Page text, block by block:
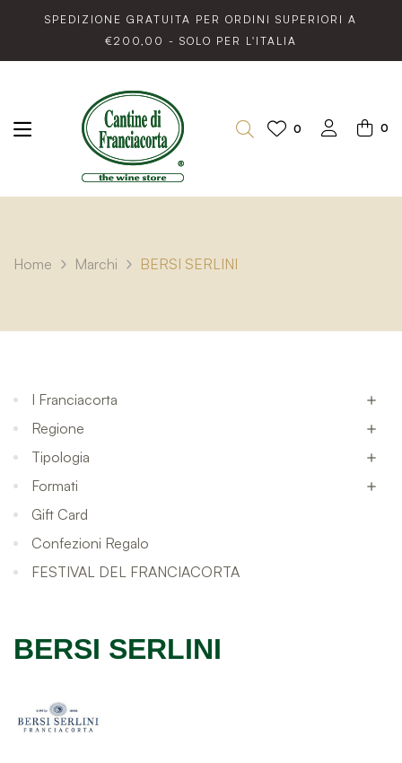
SPEDIZIONE GRATUITA PER ORDINI SUPERIORI A
€200,00 - SOLO PER L'ITALIA
0 0
Home Marchi BERSI SERLINI
I Franciacorta 
Regione 
Tipologia 
Formati 
Gift Card
Confezioni Regalo
FESTIVAL DEL FRANCIACORTA
BERSI SERLINI